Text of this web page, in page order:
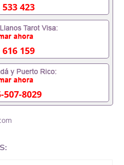
假的毕业证成绩单可
要定居国外需要办理什么
单位/国企假的毕业证会查吗
单位需要些什么材料
在国内能用吗, 挂科拿不到毕
么办, 没有正常毕业怎么办
历认证吗,您是否因为中途
业551190476您是否因为递
551190476您是否因没正常
育部认证在校挂科了不想读
么办551190476找工作没有
网上买文凭可靠吗
假毕业证551190476哪里可
533 423
616 159
507-8029